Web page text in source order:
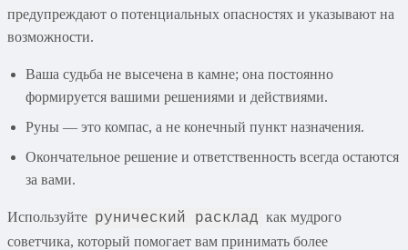
предупреждают о потенциальных опасностях и указывают на
возможности.
Ваша судьба не высечена в камне; она постоянно
формируется вашими решениями и действиями.
Руны — это компас, а не конечный пункт назначения.
Окончательное решение и ответственность всегда остаются
за вами.
Используйте рунический расклад как мудрого
советчика, который помогает вам принимать более